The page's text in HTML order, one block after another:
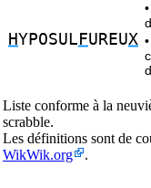
HYPOSUL FUREUX
•
•
Liste conforme à la
scrabble.
Les définitions sont de
WikWik.org
.